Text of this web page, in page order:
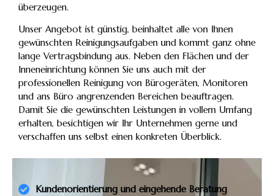
überzeugen.
Unser Angebot ist günstig, beinhaltet alle von Ihnen
gewünschten Reinigungsaufgaben und kommt ganz ohne
lange Vertragsbindung aus. Neben den Flächen und der
Inneneinrichtung können Sie uns auch mit der
professionellen Reinigung von Bürogeräten, Monitoren
und ans Büro angrenzenden Bereichen beauftragen.
Damit Sie die gewünschten Leistungen in vollem Umfang
erhalten, besichtigen wir Ihr Unternehmen gerne und
verschaffen uns selbst einen konkreten Überblick.
Kundenorientierung und eingehende Beratung